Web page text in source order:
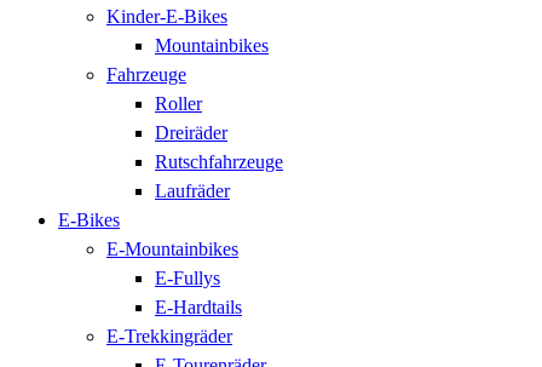
Kinder-E-Bikes
Mountainbikes
Fahrzeuge
Roller
Dreiräder
Rutschfahrzeuge
Laufräder
E-Bikes
E-Mountainbikes
E-Fullys
E-Hardtails
E-Trekkingräder